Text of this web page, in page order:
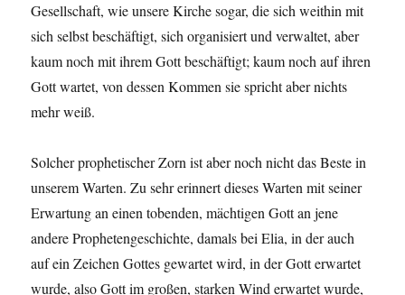
Gesellschaft, wie unsere Kirche sogar, die sich weithin mit
sich selbst beschäftigt, sich organisiert und verwaltet, aber
kaum noch mit ihrem Gott beschäftigt; kaum noch auf ihren
Gott wartet, von dessen Kommen sie spricht aber nichts
mehr weiß.
Solcher prophetischer Zorn ist aber noch nicht das Beste in
unserem Warten. Zu sehr erinnert dieses Warten mit seiner
Erwartung an einen tobenden, mächtigen Gott an jene
andere Prophetengeschichte, damals bei Elia, in der auch
auf ein Zeichen Gottes gewartet wird, in der Gott erwartet
wurde, also Gott im großen, starken Wind erwartet wurde,